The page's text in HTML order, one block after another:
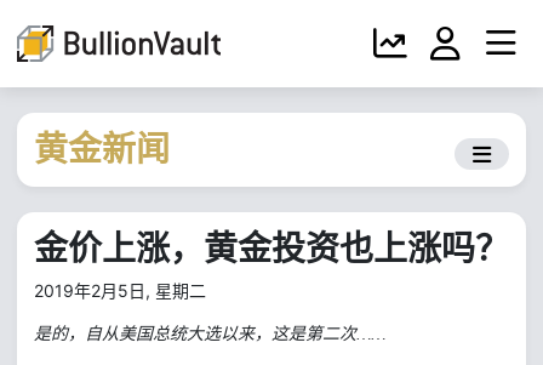
黄金新闻
金价上涨，黄金投资也上涨吗？
2019年2月5日, 星期二
是的，自从美国总统大选以来，这是第二次……